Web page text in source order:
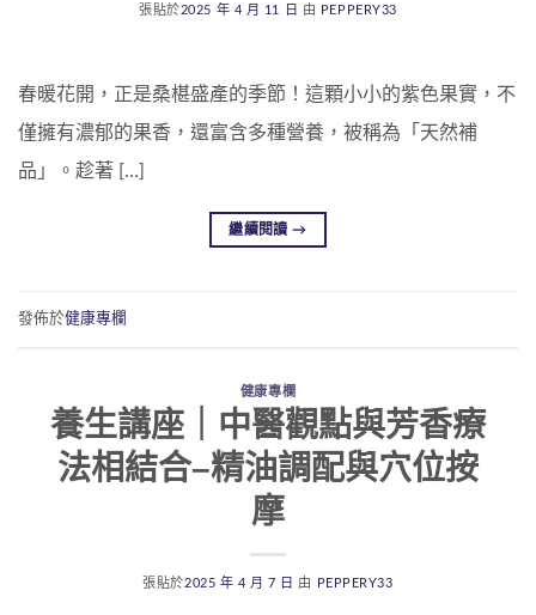
張貼於2025 年 4 月 11 日 由 PEPPERY33
春暖花開，正是桑椹盛產的季節！這顆小小的紫色果實，不
僅擁有濃郁的果香，還富含多種營養，被稱為「天然補
品」。趁著 […]
繼續閱讀→
發佈於健康專欄
健康專欄
養生講座｜中醫觀點與芳香療
法相結合–精油調配與穴位按
摩
張貼於2025 年 4 月 7 日 由 PEPPERY33